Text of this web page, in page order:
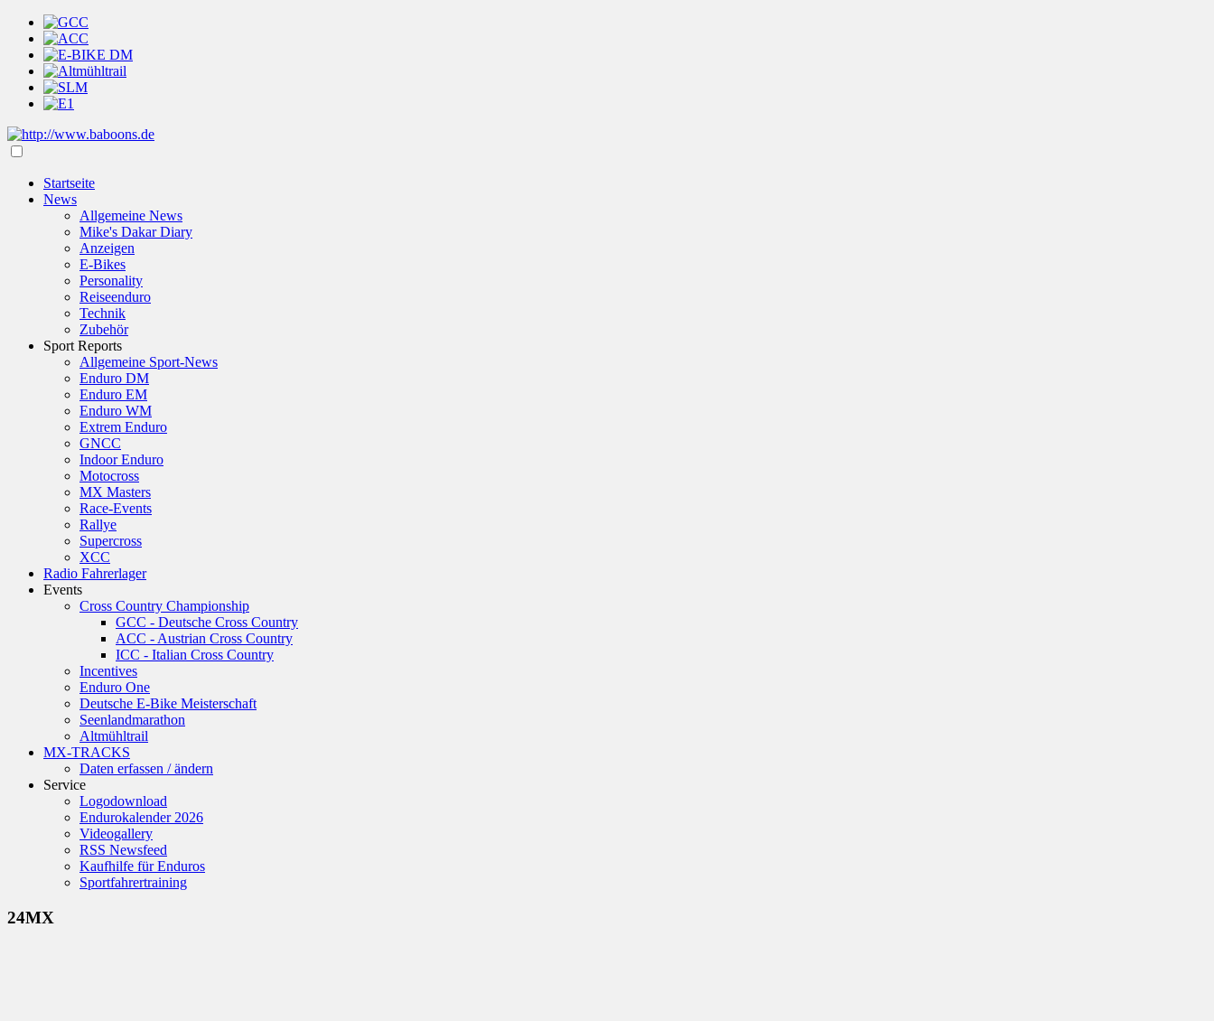
Startseite
News
Allgemeine News
Mike's Dakar Diary
Anzeigen
E-Bikes
Personality
Reiseenduro
Technik
Zubehör
Sport Reports
Allgemeine Sport-News
Enduro DM
Enduro EM
Enduro WM
Extrem Enduro
GNCC
Indoor Enduro
Motocross
MX Masters
Race-Events
Rallye
Supercross
XCC
Radio Fahrerlager
Events
Cross Country Championship
GCC - Deutsche Cross Country
ACC - Austrian Cross Country
ICC - Italian Cross Country
Incentives
Enduro One
Deutsche E-Bike Meisterschaft
Seenlandmarathon
Altmühltrail
MX-TRACKS
Daten erfassen / ändern
Service
Logodownload
Endurokalender 2026
Videogallery
RSS Newsfeed
Kaufhilfe für Enduros
Sportfahrertraining
24MX